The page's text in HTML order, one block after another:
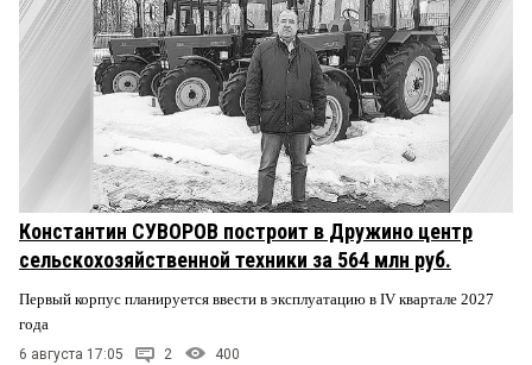
Константин СУВОРОВ построит в Дружино центр
сельскохозяйственной техники за 564 млн руб.
Первый корпус планируется ввести в эксплуатацию в IV квартале 2027
года
6 августа 17:05 2 400